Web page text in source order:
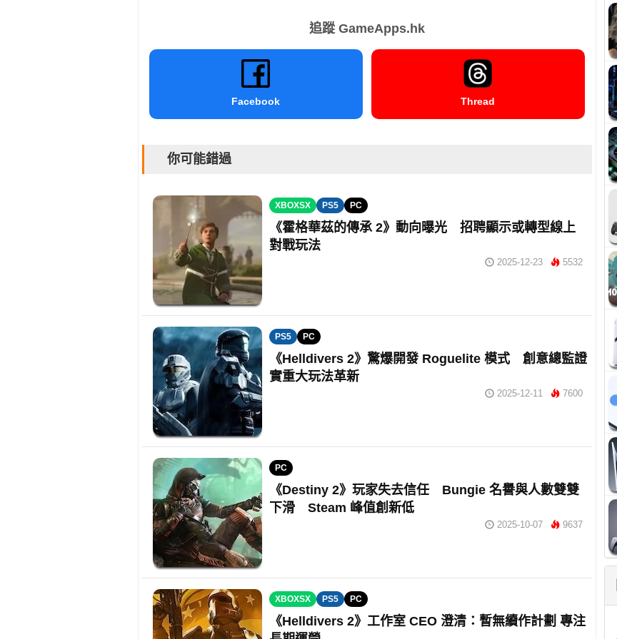
追蹤 GameApps.hk
Facebook Thread
你可能錯過
XBOXSX PS5 PC
《霍格華茲的傳承 2》動向曝光 招聘顯示或轉型線上
對戰玩法
2025-12-23 5532
PS5 PC
《Helldivers 2》驚爆開發 Roguelite 模式 創意總監證
實重大玩法革新
2025-12-11 7600
PC
《Destiny 2》玩家失去信任 Bungie 名譽與人數雙雙
下滑 Steam 峰值創新低
2025-10-07 9637
XBOXSX PS5 PC
《Helldivers 2》工作室 CEO 澄清：暫無續作計劃 專注